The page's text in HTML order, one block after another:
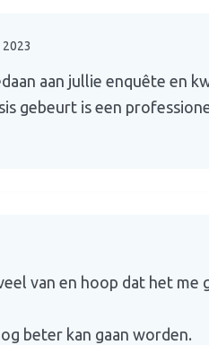
2023
aan jullie enquête en
gebeurt is een
van en hoop dat het me
beter kan gaan worden.